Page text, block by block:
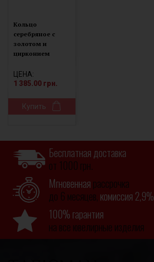
Кольцо
серебряное с
золотом и
цирконием
ЦЕНА:
1 385.00 грн.
Купить
Бесплатная доставка
от 1000 грн.
Мгновенная рассрочка
до 6 месяцев, комиссия 2,9%
100% гарантия
на все ювелирные изделия